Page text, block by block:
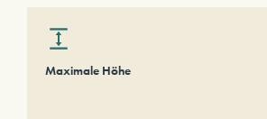
Maximale Höhe